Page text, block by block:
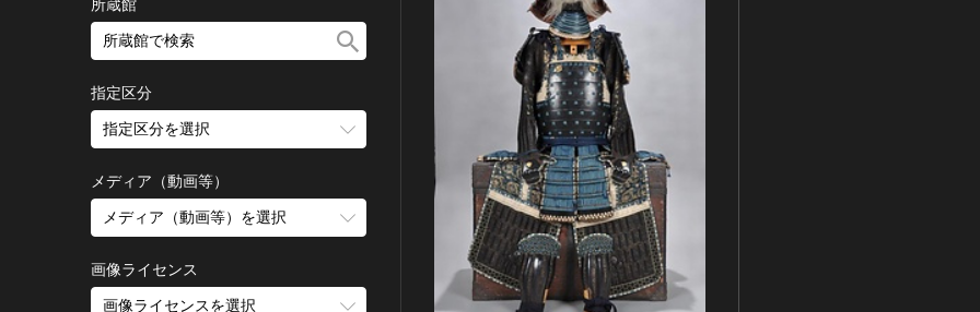
室町 [日本]
安土・桃山 [日本]
明治 [日本]
大正 [日本]
昭和 [日本]
平成 [日本]
旧石器 [朝鮮半島]
絵画
日本画
水彩
素描
その他
版画
銅版画
所蔵館
指定区分
指定区分を選択
国宝
重要文化財
登録有形文化財
重要無形文化財
登録無形文化財
メディア（動画等）
メディア（動画等）を選択
動画
高画質画像
画像ライセンス
画像ライセンスを選択